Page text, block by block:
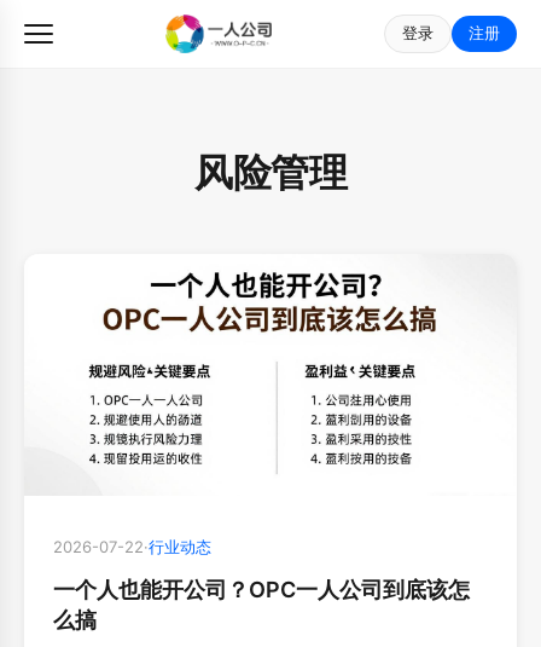
登录 注册
风险管理
2026-07-22·行业动态
一个人也能开公司？OPC一人公司到底该怎
么搞